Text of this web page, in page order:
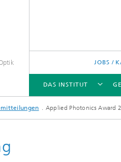
JOBS /
DAS INSTITUT
Applied Photonics Award